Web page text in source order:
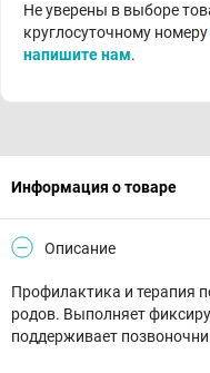
Не уверены в выборе
круглосуточному номеру
напишите нам.
Информация о товаре
Описание
Профилактика и терапия
родов. Выполняет
поддерживает